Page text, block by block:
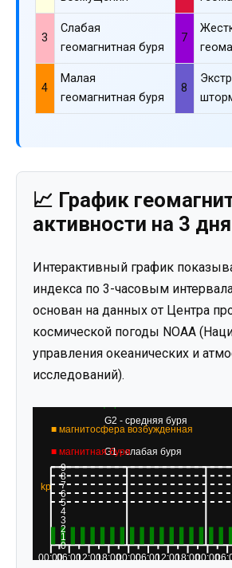
3
Слабая
геомагнитная буря
7
4
Малая
геомагнитная буря
8
📈 График
активности на 3 дня
Интерактивный график
индекса по 3-часовым
основан на данных от Центра
космической погоды NOAA
управления океанических и
исследований).